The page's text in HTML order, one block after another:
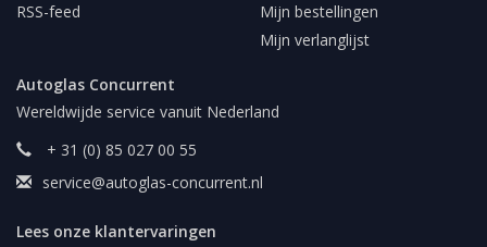
RSS-feed
Mijn bestellingen
Mijn verlanglijst
Autoglas Concurrent
Wereldwijde service vanuit Nederland
+ 31 (0) 85 027 00 55
service@autoglas-concurrent.nl
Lees onze klantervaringen